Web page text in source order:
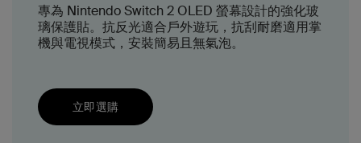
專為 Nintendo Switch 2 OLED 螢幕設計的強化玻
璃保護貼。抗反光適合戶外遊玩，抗刮耐磨適用掌
機與電視模式，安裝簡易且無氣泡。
立即選購